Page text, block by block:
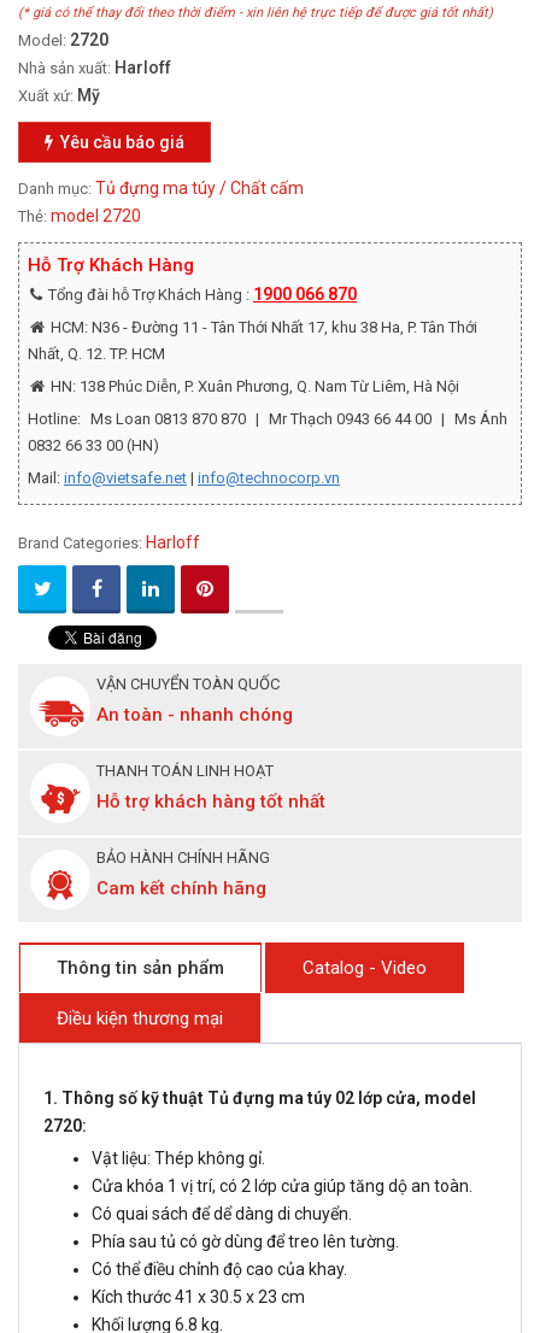
(* giá có thể thay đổi theo thời điểm - xin liên hệ trực tiếp để được giá tốt nhất)
Model: 2720
Nhà sản xuất: Harloff
Xuất xứ: Mỹ
Yêu cầu báo giá
Danh mục: Tủ đựng ma túy / Chất cấm
Thẻ: model 2720
Hỗ Trợ Khách Hàng
Tổng đài hỗ Trợ Khách Hàng : 1900 066 870
HCM: N36 - Đường 11 - Tân Thới Nhất 17, khu 38 Ha, P. Tân Thới
Nhất, Q. 12. TP. HCM
HN: 138 Phúc Diễn, P. Xuân Phương, Q. Nam Từ Liêm, Hà Nội
Hotline: Ms Loan 0813 870 870 | Mr Thạch 0943 66 44 00 | Ms Ánh
0832 66 33 00 (HN)
Mail: info@vietsafe.net | info@technocorp.vn
Brand Categories: Harloff
VẬN CHUYỂN TOÀN QUỐC
An toàn - nhanh chóng
THANH TOÁN LINH HOẠT
Hỗ trợ khách hàng tốt nhất
BẢO HÀNH CHÍNH HÃNG
Cam kết chính hãng
Thông tin sản phẩm Catalog - Video
Điều kiện thương mại
1. Thông số kỹ thuật Tủ đựng ma túy 02 lớp cửa, model
2720:
Vật liệu: Thép không gỉ.
Cửa khóa 1 vị trí, có 2 lớp cửa giúp tăng dộ an toàn.
Có quai sách để dể dàng di chuyển.
Phía sau tủ có gờ dùng để treo lên tường.
Có thể điều chỉnh độ cao của khay.
Kích thước 41 x 30.5 x 23 cm
Khối lượng 6.8 kg.